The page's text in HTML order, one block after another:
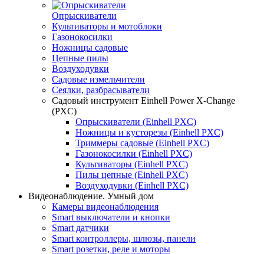
Опрыскиватели
Культиваторы и мотоблоки
Газонокосилки
Ножницы садовые
Цепные пилы
Воздуходувки
Садовые измельчители
Сеялки, разбрасыватели
Садовый инструмент Einhell Power X-Change
(PXC)
Опрыскиватели (Einhell PXC)
Ножницы и кусторезы (Einhell PXC)
Триммеры садовые (Einhell PXC)
Газонокосилки (Einhell PXC)
Культиваторы (Einhell PXC)
Пилы цепные (Einhell PXC)
Воздуходувки (Einhell PXC)
Видеонаблюдение. Умный дом
Камеры видеонаблюдения
Smart выключатели и кнопки
Smart датчики
Smart контроллеры, шлюзы, панели
Smart розетки, реле и моторы